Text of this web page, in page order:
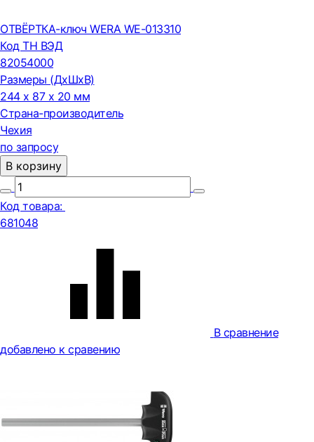
ОТВЁРТКА-ключ WERA WE-013310
Код ТН ВЭД
82054000
Размеры (ДxШxВ)
244 x 87 x 20 мм
Страна-производитель
Чехия
по запросу
В корзину
Код товара:
681048
В сравнение
добавлено к сравению